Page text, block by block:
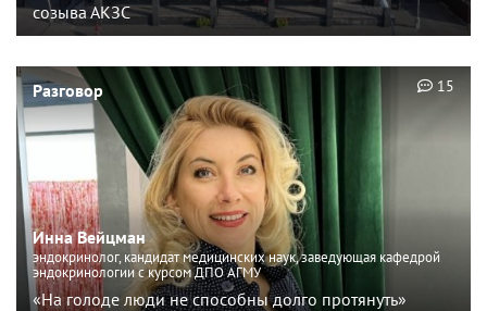
созыва АКЗС
Разговор
Инна Вейцман
эндокринолог, кандидат медицинских наук, заведующая кафедрой
эндокринологии с курсом ДПО АГМУ
«На голоде люди не способны долго протянуть»
15